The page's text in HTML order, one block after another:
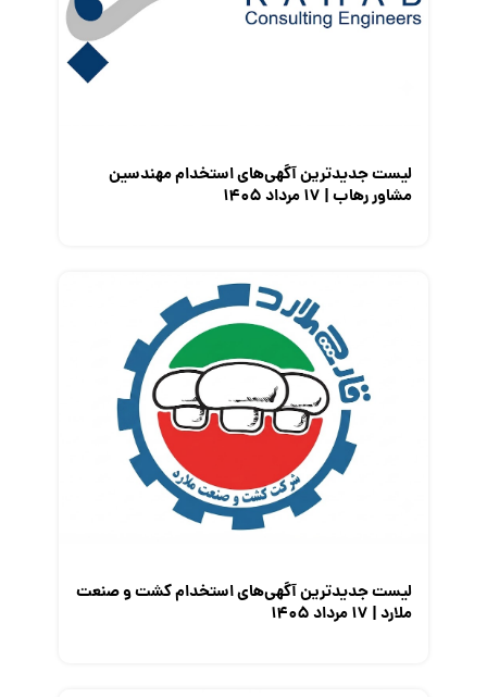
معرفی شرکت ها
لیست جدیدترین آگهی‌های استخدام مهندسین
مشاور رهاب | ۱۷ مرداد ۱۴۰۵
لیست جدیدترین آگهی‌های استخدام کشت و صنعت
ملارد | ۱۷ مرداد ۱۴۰۵